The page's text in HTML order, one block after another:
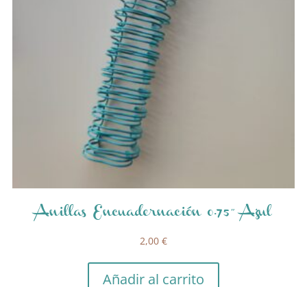
Anillas Encuadernación 0.75″ Azul
2,00 €
Añadir al carrito